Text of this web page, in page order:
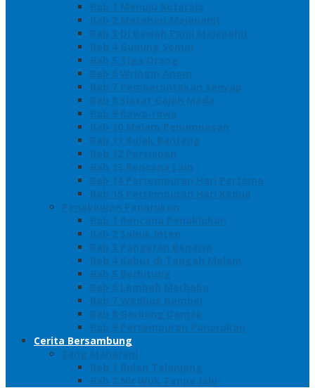
Bab 1 Menuju Kotaraja
Bab 2 Matahari Majapahit
Bab 3 Di Bawah Panji Majapahit
Bab 4 Gunung Semar
Bab 5 Tiga Orang
Bab 6 Wringin Anom
Bab 7 Pemberontakan Senyap
Bab 8 Siasat Gajah Mada
Bab 9 Rawa-rawa
Bab 10 Malam Penumpasan
Bab 11 Bulak Banteng
Bab 12 Persiapan
Bab 13 Rencana Lain
Bab 14 Pertempuran Hari Pertama
Bab 15 Pertempuran Hari Kedua
Penaklukan Panarukan
Bab 1 Rencana Penaklukan
Bab 2 Sabuk Inten
Bab 3 Pangeran Benawa
Bab 4 Kabut di Tengah Malam
Bab 5 Berhitung
Bab 6 Lembah Merbabu
Bab 7 Wedhus Gembel
Bab 8 Gerbang Demak
Bab 9 Pertempuran Panarukan
Cerita Bersambung
Sang Maharani
Bab 1 Bulan Telanjang
Bab 2 Nir Wuk Tanpa Jalu